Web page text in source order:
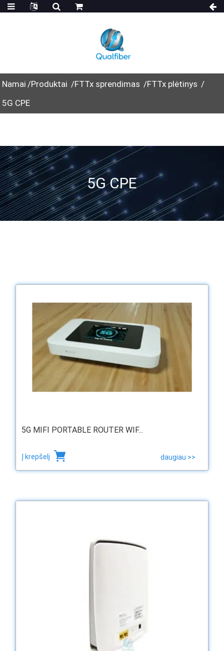
Namai Produktai FTTx sprendimas
FTTx plėtinys
5G CPE
5G CPE
5G MIFI PORTABLE ROUTER WIF...
Į krepšelį daugiau >>